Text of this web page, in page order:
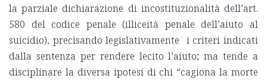
la parziale dichiarazione di incostituzionalità dell’art.
580 del codice penale (illiceità penale dell’aiuto al
suicidio), precisando legislativamente i criteri indicati
dalla sentenza per rendere lecito l’aiuto; ma tende a
disciplinare la diversa ipotesi di chi “cagiona la morte